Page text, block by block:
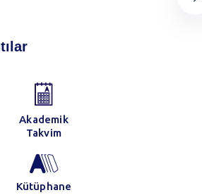
Akademik
Takvim
Kütüphane